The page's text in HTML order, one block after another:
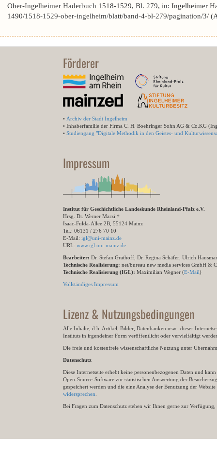
Ober-Ingelheimer Haderbuch 1518-1529, Bl. 279, in: Ingelheimer
1490/1518-1529-ober-ingelheim/blatt/band-4-bl-279/pagination/3/
Förderer
• Archiv der Stadt Ingelheim
• Inhaberfamilie der Firma C. H. Boehringer Sohn AG & Co.KG
• Studiengang "Digitale Methodik in den Geistes- und
Impressum
Institut für Geschichtliche Landeskunde Rheinland-Pfalz e.V.
Hrsg. Dr. Werner Marzi †
Isaac-Fulda-Allee 2B, 55124 Mainz
Tel.: 06131 / 276 70 10
E-Mail: igl@uni-mainz.de
URL: www.igl.uni-mainz.de
Bearbeiter: Dr. Stefan Grathoff, Dr. Regina Schäfer, Ulrich
Technische Realisierung: net/bureau new media services GmbH &
Technische Realisierung (IGL): Maximilian Wegner (E-Mail)
Vollständiges Impressum
Lizenz & Nutzungsbedingungen
Alle Inhalte, d.h. Artikel, Bilder, Datenbanken usw., dieser
Instituts in irgendeiner Form veröffentlicht oder vervielfältigt
Die freie und kostenfreie wissenschaftliche Nutzung unter
Datenschutz
Diese Internetseite erhebt keine personenbezogenen Daten und
Open-Source-Software zur statistischen Auswertung der
gespeichert werden und die eine Analyse der Benutzung der
widersprechen
Bei Fragen zum Datenschutz stehen wir Ihnen gerne zur